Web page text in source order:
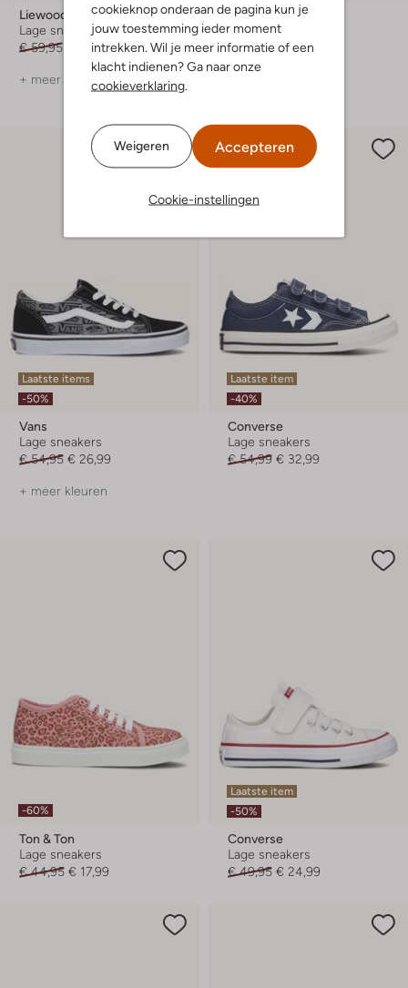
cookieknop onderaan de pagina kun je
jouw toestemming ieder moment
intrekken. Wil je meer informatie of een
klacht indienen? Ga naar onze
cookieverklaring
Weigeren Accepteren
Cookie-instellingen
Liewood
Lage sneakers
€ 59,95
€ 29,99
+ meer kleuren
Liewood
Lage sneakers
€ 59,95 € 29,99
Laatste items
-50%
Vans
Lage sneakers
€ 54,95 € 26,99
+ meer kleuren
Laatste item
-40%
Converse
Lage sneakers
€ 54,99 € 32,99
-60%
Ton & Ton
Lage sneakers
€ 44,95 € 17,99
Laatste item
-50%
Converse
Lage sneakers
€ 49,95 € 24,99